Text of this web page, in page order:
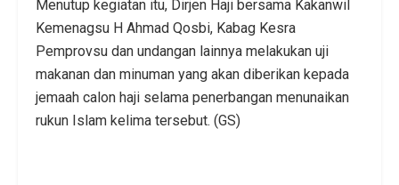
Menutup kegiatan itu, Dirjen Haji bersama Kakanwil
Kemenagsu H Ahmad Qosbi, Kabag Kesra
Pemprovsu dan undangan lainnya melakukan uji
makanan dan minuman yang akan diberikan kepada
jemaah calon haji selama penerbangan menunaikan
rukun Islam kelima tersebut. (GS)